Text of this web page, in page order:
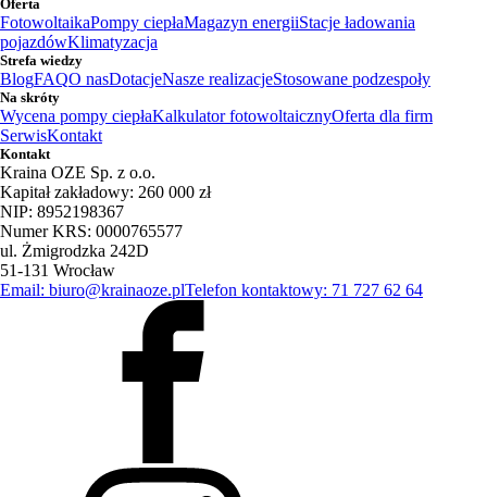
Oferta
FotowoltaikaPompy ciepłaMagazyn energiiStacje ładowania
pojazdówKlimatyzacja
Strefa wiedzy
BlogFAQO nasDotacjeNasze realizacjeStosowane podzespoły
Na skróty
Wycena pompy ciepłaKalkulator fotowoltaicznyOferta dla firm
SerwisKontakt
Kontakt
Kraina OZE Sp. z o.o.
Kapitał zakładowy: 260 000 zł
NIP: 8952198367
Numer KRS: 0000765577
ul. Żmigrodzka 242D
51-131 Wrocław
Email: biuro@krainaoze.plTelefon kontaktowy: 71 727 62 64